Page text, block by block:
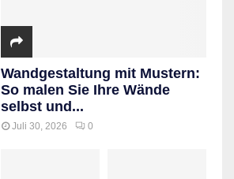
Wandgestaltung mit Mustern:
So malen Sie Ihre Wände
selbst und...
Juli 30, 2026 0